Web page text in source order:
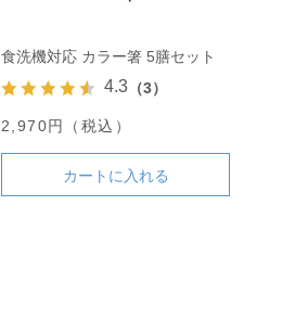
食洗機対応 カラー箸 5膳セット
4.3 （3）
2,970円（税込）
カートに入れる